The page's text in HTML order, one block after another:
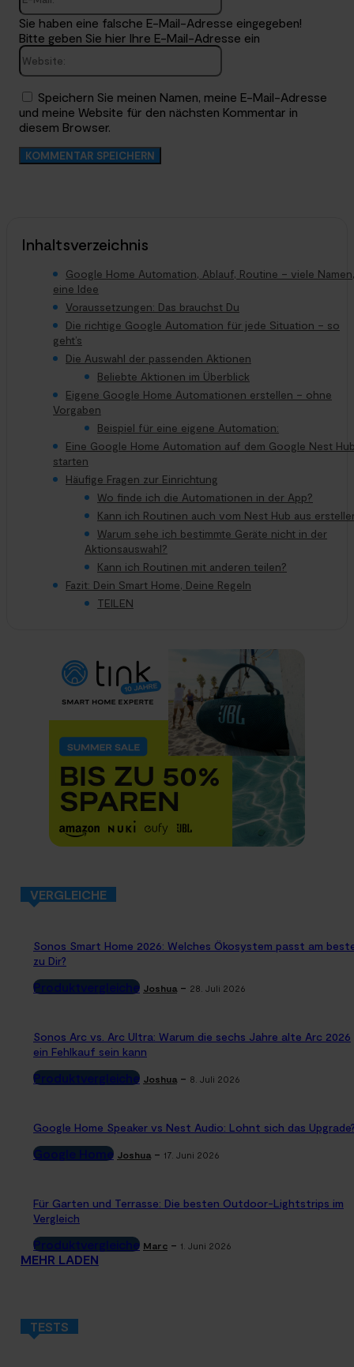
Sie haben eine falsche E-Mail-Adresse eingegeben!
Bitte geben Sie hier Ihre E-Mail-Adresse ein
Website:
Speichern Sie meinen Namen, meine E-Mail-Adresse
und meine Website für den nächsten Kommentar in
diesem Browser.
Inhaltsverzeichnis
Google Home Automation, Ablauf, Routine – viele Namen,
eine Idee
Voraussetzungen: Das brauchst Du
Die richtige Google Automation für jede Situation – so
geht’s
Die Auswahl der passenden Aktionen
Beliebte Aktionen im Überblick
Eigene Google Home Automationen erstellen – ohne
Vorgaben
Beispiel für eine eigene Automation:
Eine Google Home Automation auf dem Google Nest
starten
Häufige Fragen zur Einrichtung
Wo finde ich die Automationen in der App?
Kann ich Routinen auch vom Nest Hub aus
Warum sehe ich bestimmte Geräte nicht in der
Aktionsauswahl?
Kann ich Routinen mit anderen teilen?
Fazit: Dein Smart Home, Deine Regeln
TEILEN
VERGLEICHE
Sonos Smart Home 2026: Welches Ökosystem passt am
zu Dir?
Produktvergleiche Joshua - 28. Juli 2026
Sonos Arc vs. Arc Ultra: Warum die sechs Jahre alte Arc 2026
ein Fehlkauf sein kann
Produktvergleiche Joshua - 8. Juli 2026
Google Home Speaker vs Nest Audio: Lohnt sich das
Google Home Joshua - 17. Juni 2026
Für Garten und Terrasse: Die besten Outdoor-Lightstrips im
Vergleich
Produktvergleiche Marc - 1. Juni 2026
MEHR LADEN
TESTS